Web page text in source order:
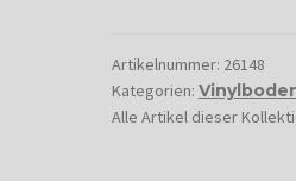
Artikelnummer: 26148
Kategorien:
Alle Artikel dieser